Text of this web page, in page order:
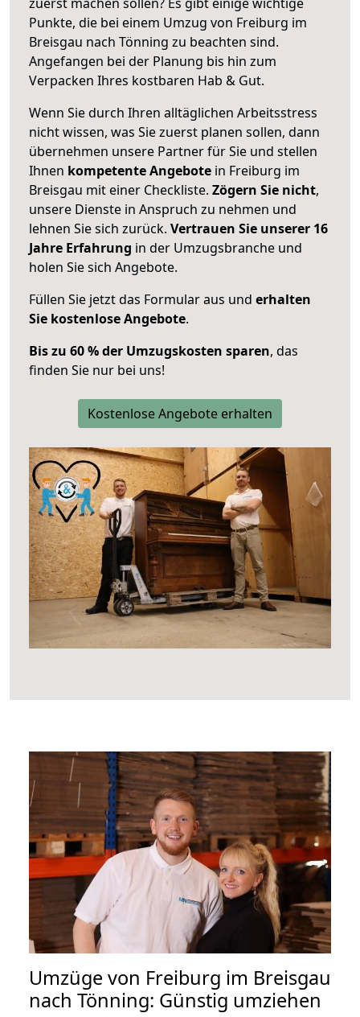
Punkte, die bei einem Umzug von Freiburg im
Breisgau nach Tönning zu beachten sind.
Angefangen bei der Planung bis hin zum
Verpacken Ihres kostbaren Hab & Gut.
Wenn Sie durch Ihren alltäglichen Arbeitsstress
nicht wissen, was Sie zuerst planen sollen, dann
übernehmen unsere Partner für Sie und stellen
Ihnen kompetente Angebote in Freiburg im
Breisgau mit einer Checkliste. Zögern Sie nicht,
unsere Dienste in Anspruch zu nehmen und
lehnen Sie sich zurück. Vertrauen Sie unserer 16
Jahre Erfahrung in der Umzugsbranche und
holen Sie sich Angebote.
Füllen Sie jetzt das Formular aus und erhalten
Sie kostenlose Angebote.
Bis zu 60 % der Umzugskosten sparen, das
finden Sie nur bei uns!
Kostenlose Angebote erhalten
Umzüge von Freiburg im Breisgau
nach Tönning: Günstig umziehen